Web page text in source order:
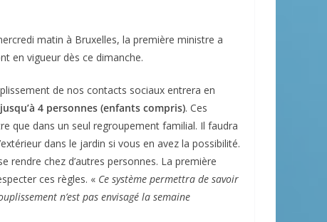
matin à Bruxelles, la première ministre a
en vigueur dès ce dimanche.
de nos contacts sociaux entrera en
4 personnes (enfants compris). Ces
que dans un seul regroupement familial. Il faudra
dans le jardin si vous en avez la possibilité.
rendre chez d’autres personnes. La première
ces règles. « Ce système permettra de savoir
n’est pas envisagé la semaine